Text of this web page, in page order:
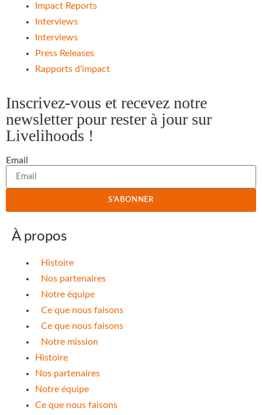
Impact Reports
Interviews
Interviews
Press Releases
Rapports d'impact
Inscrivez-vous et recevez notre
newsletter pour rester à jour sur
Livelihoods !
Email
S'ABONNER
À propos
Histoire
Nos partenaires
Notre équipe
Ce que nous faisons
Ce que nous faisons
Notre mission
Histoire
Nos partenaires
Notre équipe
Ce que nous faisons